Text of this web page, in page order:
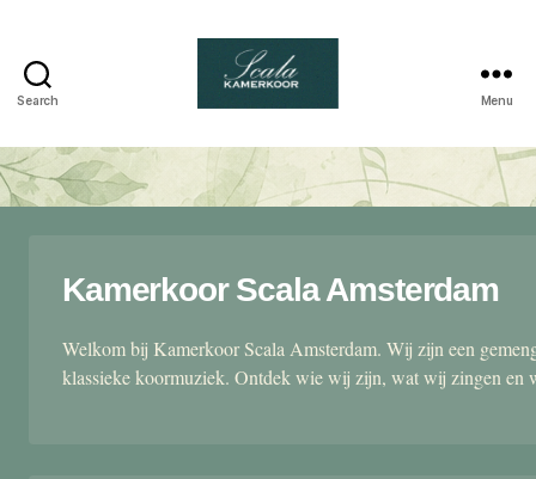
Search
kamerkoor
Menu
Kamerkoor Scala Amsterdam
Welkom bij Kamerkoor Scala Amsterdam. Wij zijn een
klassieke koormuziek. Ontdek wie wij zijn, wat wij zingen en